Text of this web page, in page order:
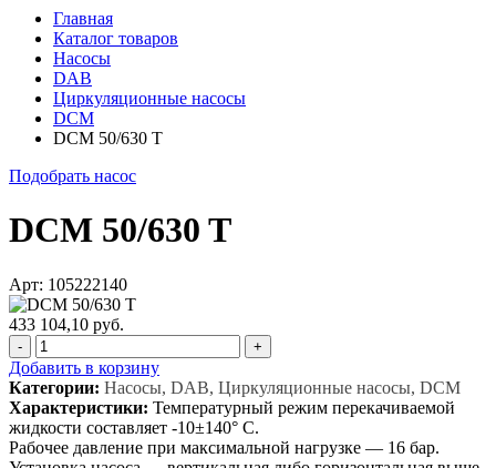
Главная
Каталог товаров
Насосы
DAB
Циркуляционные насосы
DCM
DCM 50/630 T
Подобрать насос
DCM 50/630 T
Арт: 105222140
433 104,10 руб.
- +
Добавить в корзину
Категории: Насосы, DAB, Циркуляционные насосы, DCM
Характеристики: Температурный режим перекачиваемой
жидкости составляет -10±140° С.
Рабочее давление при максимальной нагрузке — 16 бар.